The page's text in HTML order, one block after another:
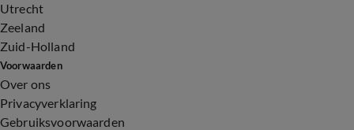
Utrecht
Zeeland
Zuid-Holland
Voorwaarden
Over ons
Privacyverklaring
Gebruiksvoorwaarden